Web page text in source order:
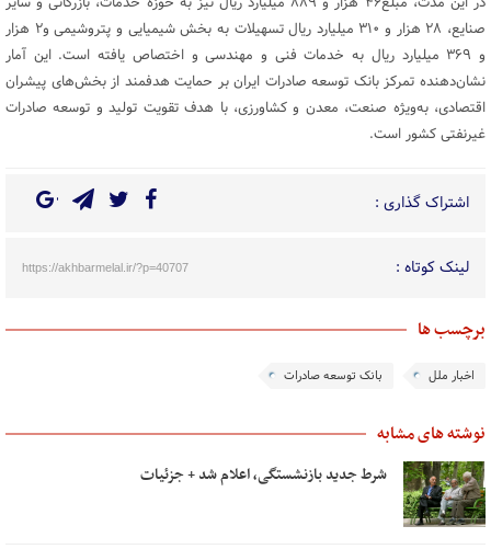
صنایع، ۲۸ هزار و ۳۱۰ میلیارد ریال تسهیلات به بخش شیمیایی و پتروشیمی و۲ هزار
و ۳۶۹ میلیارد ریال به خدمات فنی و مهندسی و اختصاص یافته است. این آمار
نشان‌دهنده تمرکز بانک توسعه صادرات ایران بر حمایت هدفمند از بخش‌های پیشران
اقتصادی، به‌ویژه صنعت، معدن و کشاورزی، با هدف تقویت تولید و توسعه صادرات
غیرنفتی کشور است.
اشتراک گذاری :
لینک کوتاه : https://akhbarmelal.ir/?p=40707
برچسب ها
اخبار ملل بانک توسعه صادرات
نوشته های مشابه
شرط جدید بازنشستگی، اعلام شد + جزئیات